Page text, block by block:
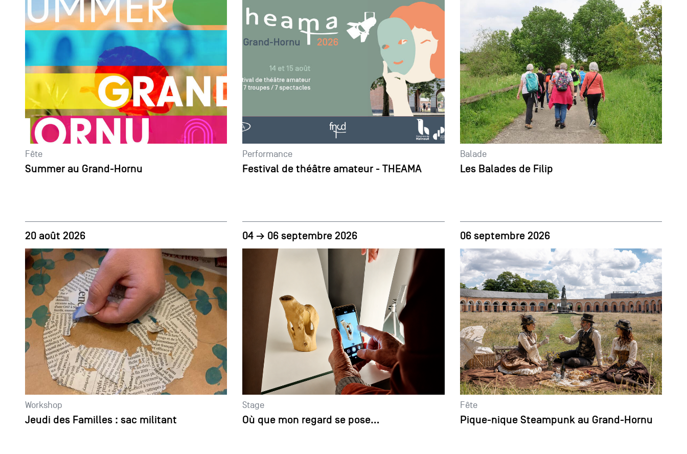
Fête
Summer au Grand-Hornu
Performance
Festival de théâtre amateur - THEAMA
Balade
Les Balades de Filip
20 août 2026
Workshop
Jeudi des Familles : sac militant
04 → 06 septembre 2026
Stage
Où que mon regard se pose…
06 septembre 2026
Fête
Pique-nique Steampunk au Grand-Hornu